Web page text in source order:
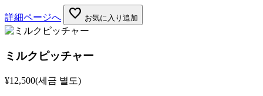
詳細ページへ favorite お気に入り追加
ミルクピッチャー
¥12,500(세금 별도)